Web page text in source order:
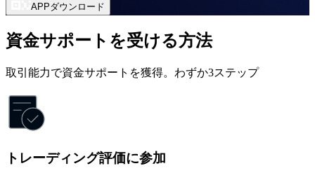
APPダウンロード
資金サポートを受ける方法
取引能力で資金サポートを獲得。わずか3ステップ
トレーディング評価に参加